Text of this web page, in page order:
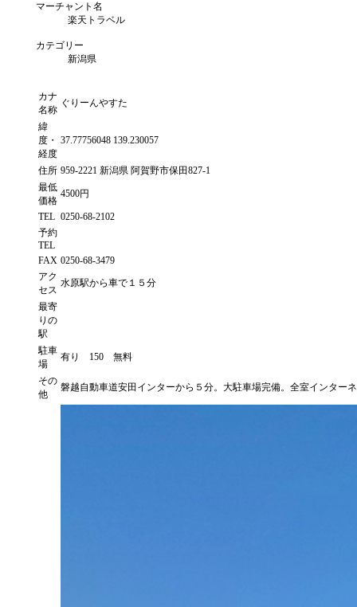
マーチャント名
楽天トラベル
カテゴリー
新潟県
カナ
名称
ぐりーんやすた
緯
度・
経度
37.77756048 139.230057
住所 959-2221 新潟県 阿賀野市保田827-1
最低
価格
4500円
TEL 0250-68-2102
予約
TEL
FAX 0250-68-3479
アク
セス
水原駅から車で１５分
最寄
りの
駅
駐車
場
有り 150 無料
その
他
磐越自動車道安田インターから５分。大駐車場完備。全室インター